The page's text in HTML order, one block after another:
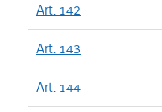
Art. 142
Art. 143
Art. 144